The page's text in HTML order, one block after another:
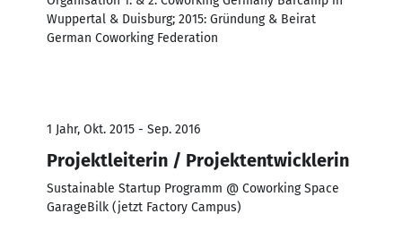
Wuppertal & Duisburg; 2015: Gründung & Beirat
German Coworking Federation
1 Jahr, Okt. 2015 - Sep. 2016
Projektleiterin / Projektentwicklerin
Sustainable Startup Programm @ Coworking Space
GarageBilk (jetzt Factory Campus)